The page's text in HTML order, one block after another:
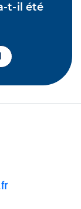
t-il été